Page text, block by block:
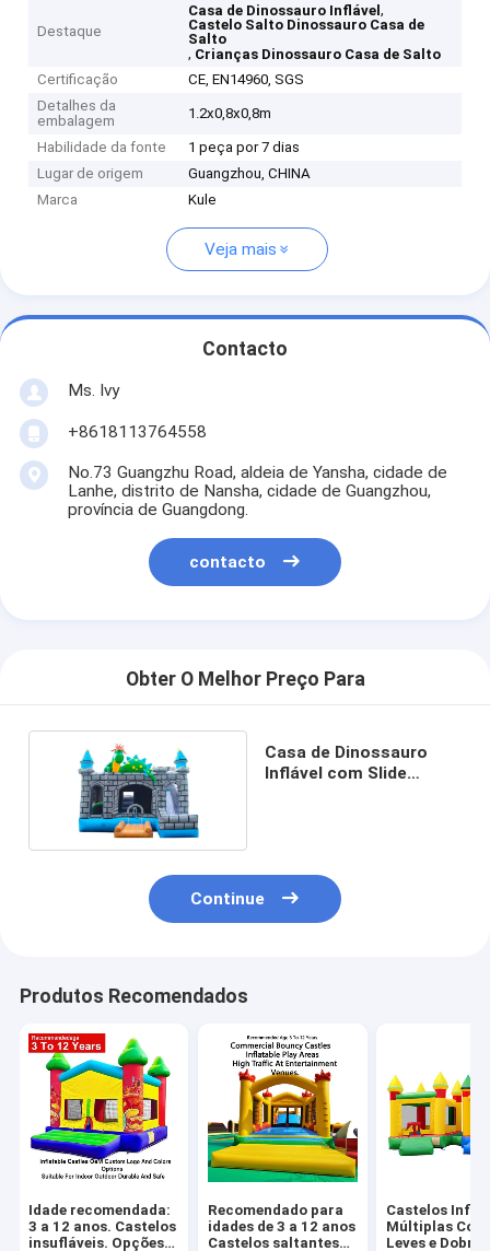
Destaque
Casa de Dinossauro Inflável,
Castelo Salto Dinossauro Casa de
Salto
, Crianças Dinossauro Casa de Salto
Certificação
CE, EN14960, SGS
Detalhes da
embalagem
1.2x0,8x0,8m
Habilidade da fonte
1 peça por 7 dias
Lugar de origem
Guangzhou, CHINA
Marca
Kule
Veja mais
Contacto
Ms. Ivy
+8618113764558
No.73 Guangzhu Road, aldeia de Yansha, cidade de
Lanhe, distrito de Nansha, cidade de Guangzhou,
província de Guangdong.
contacto
Obter O Melhor Preço Para
Casa de Dinossauro
Inflável com Slide
Continue
Produtos Recomendados
Idade recomendada:
3 a 12 anos. Castelos
insufláveis. Opções
Recomendado para
idades de 3 a 12 anos
Castelos saltantes
Castelos
Múltiplas
Leves e